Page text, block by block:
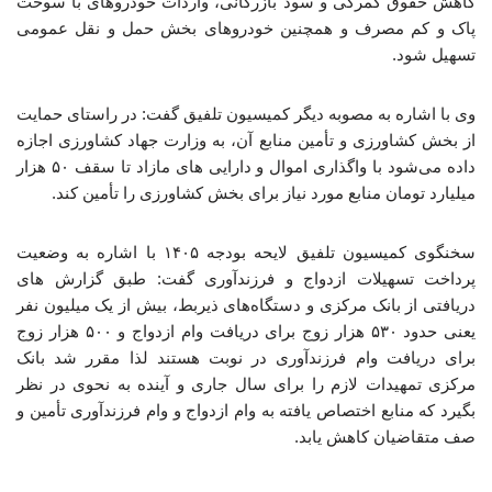
پاک و کم مصرف و همچنین خودروهای بخش حمل و نقل عمومی
تسهیل شود.
وی با اشاره به مصوبه دیگر کمیسیون تلفیق گفت: در راستای حمایت
از بخش کشاورزی و تأمین منابع آن، به وزارت جهاد کشاورزی اجازه
داده می‌شود با واگذاری اموال و دارایی های مازاد تا سقف ۵۰ هزار
میلیارد تومان منابع مورد نیاز برای بخش کشاورزی را تأمین کند.
سخنگوی کمیسیون تلفیق لایحه بودجه ۱۴۰۵ با اشاره به وضعیت
پرداخت تسهیلات ازدواج و فرزندآوری گفت: طبق گزارش های
دریافتی از بانک مرکزی و دستگاه‌های ذیربط، بیش از یک میلیون نفر
یعنی حدود ۵۳۰ هزار زوج برای دریافت وام ازدواج و ۵۰۰ هزار زوج
برای دریافت وام فرزندآوری در نوبت هستند لذا مقرر شد بانک
مرکزی تمهیدات لازم را برای سال جاری و آینده به نحوی در نظر
بگیرد که منابع اختصاص یافته به وام ازدواج و وام فرزندآوری تأمین و
صف متقاضیان کاهش یابد.